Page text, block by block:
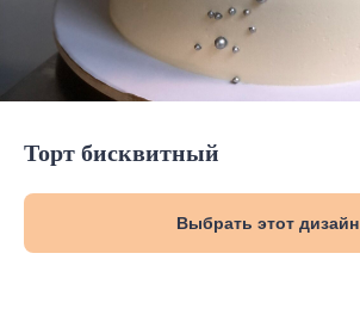
Торт бисквитный
Выбрать этот дизайн